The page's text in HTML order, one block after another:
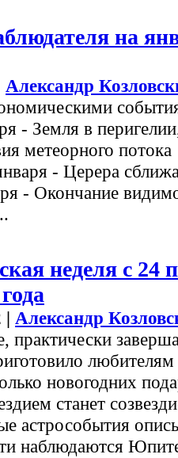
на
Александр
- Земля в
метеорного потока
- Церера
- Окончание
неделя с 24
| Александр
практически
любителям
новогодних
станет
астрособытия
наблюдаются